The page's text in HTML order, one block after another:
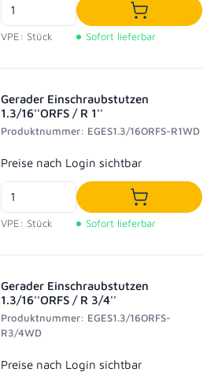
VPE: Stück
In den
Sofort lieferbar
Gerader Einschraubstutzen
1.3/16''ORFS / R 1''
Produktnummer: EGES1.3/16ORFS-R1WD
Regulärer Preis:
Preise nach Login sichtbar
VPE: Stück
In den
Sofort lieferbar
Gerader Einschraubstutzen
1.3/16''ORFS / R 3/4''
Produktnummer: EGES1.3/16ORFS-
R3/4WD
Regulärer Preis:
Preise nach Login sichtbar